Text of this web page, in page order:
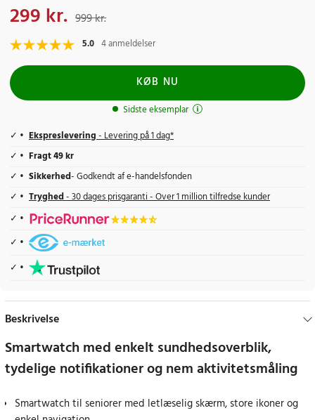
Nuværende pris
299 kr. 999 kr.
5.0 4 anmeldelser
KØB NU
Sidste eksemplar
Ekspreslevering- Levering på 1 dag*
Fragt 49 kr
Sikkerhed- Godkendt af e-handelsfonden
Tryghed- 30 dages prisgaranti - Over 1 million tilfredse kunder
Beskrivelse
Smartwatch med enkelt sundhedsoverblik,
tydelige notifikationer og nem aktivitetsmåling
Smartwatch til seniorer med letlæselig skærm, store ikoner og